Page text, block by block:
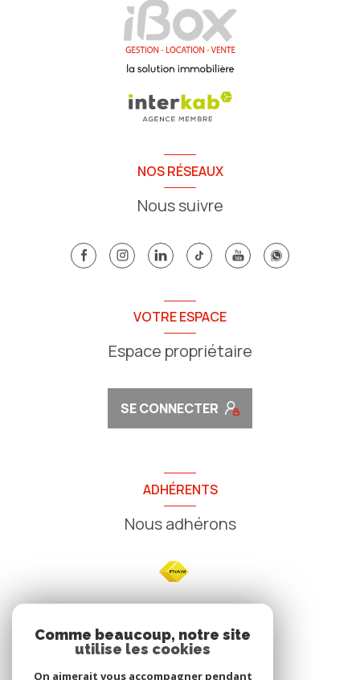
NOS RÉSEAUX
Nous suivre
VOTRE ESPACE
Espace propriétaire
SE CONNECTER
ADHÉRENTS
Nous adhérons
NOS
Comme beaucoup, notre site
utilise les cookies
On aimerait vous accompagner pendant